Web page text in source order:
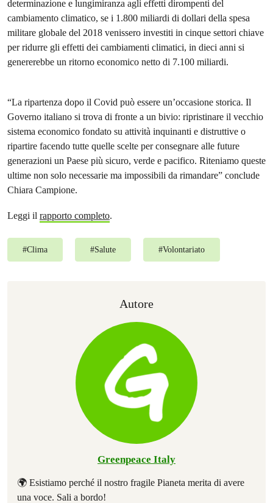
determinazione e lungimiranza agli effetti dirompenti del
cambiamento climatico, se i 1.800 miliardi di dollari della spesa
militare globale del 2018 venissero investiti in cinque settori chiave
per ridurre gli effetti dei cambiamenti climatici, in dieci anni si
genererebbe un ritorno economico netto di 7.100 miliardi.
“La ripartenza dopo il Covid può essere un’occasione storica. Il
Governo italiano si trova di fronte a un bivio: ripristinare il vecchio
sistema economico fondato su attività inquinanti e distruttive o
ripartire facendo tutte quelle scelte per consegnare alle future
generazioni un Paese più sicuro, verde e pacifico. Riteniamo queste
ultime non solo necessarie ma impossibili da rimandare” conclude
Chiara Campione.
Leggi il rapporto completo.
#Clima #Salute #Volontariato
Autore
Greenpeace Italy
🌍 Esistiamo perché il nostro fragile Pianeta merita di avere
una voce. Sali a bordo!